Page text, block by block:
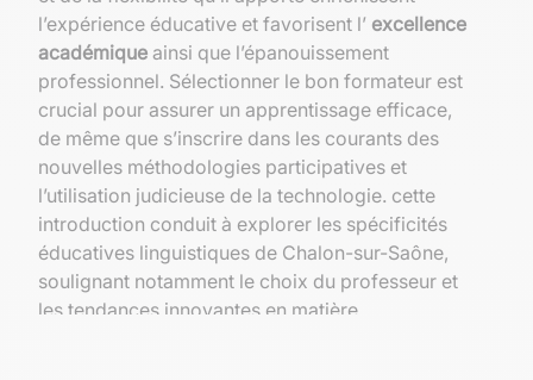
l’expérience éducative et favorisent l’ excellence
académique ainsi que l’épanouissement
professionnel. Sélectionner le bon formateur est
crucial pour assurer un apprentissage efficace,
de même que s’inscrire dans les courants des
nouvelles méthodologies participatives et
l’utilisation judicieuse de la technologie. cette
introduction conduit à explorer les spécificités
éducatives linguistiques de Chalon-sur-Saône,
soulignant notamment le choix du professeur et
les tendances innovantes en matière